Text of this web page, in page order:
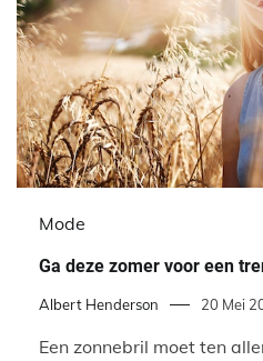
Mode
Ga deze zomer voor een
Albert Henderson 20 Mei
Een zonnebril moet ten